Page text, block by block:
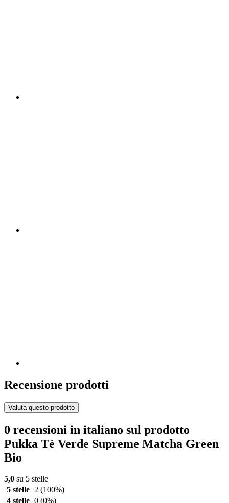
Recensione prodotti
Valuta questo prodotto
0 recensioni in italiano sul prodotto
Pukka Tè Verde Supreme Matcha Green
Bio
5,0 su 5 stelle
5 stelle 2 (100%)
4 stelle 0 (0%)